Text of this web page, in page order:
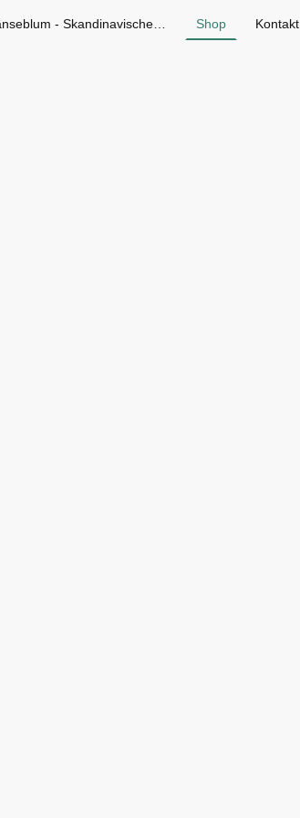
Gänseblum - Skandinavische Mode in Dresden Shop Kontakt